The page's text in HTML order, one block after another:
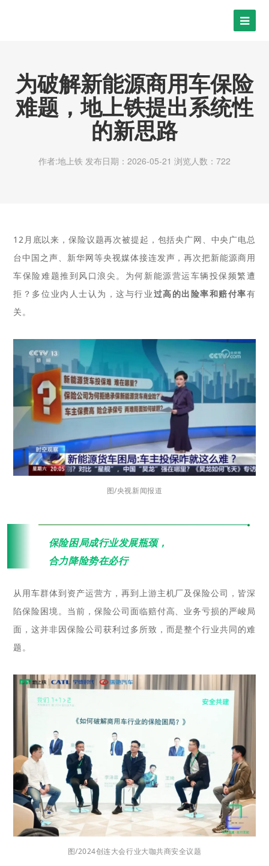
为破解新能源商用车保险
难题，地上铁提出系统性
的新思路
作者:地上铁 发布日期：2026-05-21 浏览人数：722
12月底以来，保险议题再次被提起，包括央广网、中央广电总
台中国之声、新华网等央视媒体接连发声，再次把新能源商用
车保险难题推到风口浪尖。为何新能源营运车辆投保频繁遭
拒？多位业内人士认为，这与行业过高的出险率和赔付率有
关。
图/央视新闻报道
“
保险困局成行业发展瓶颈，
合力降险势在必行
从用车群体到资产运营方，再到上游主机厂及保险公司，皆深
陷保险困境。当前，保险公司面临赔付高、业务亏损的严峻局
面，这并非因保险公司获利过多所致，而是整个行业共同的难
题。
图/2024创连大会行业大咖共商安全议题